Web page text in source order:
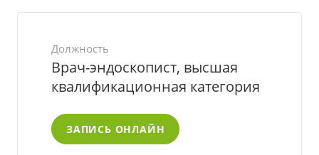
Должность
Врач-эндоскопист, высшая
квалификационная категория
ЗАПИСЬ ОНЛАЙН